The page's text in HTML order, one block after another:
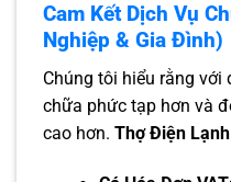
Cam Kết Dịch Vụ
Nghiệp & Gia Đình)
Chúng tôi hiểu rằng với
chữa phức tạp hơn và
cao hơn. Thợ Điện Lạnh